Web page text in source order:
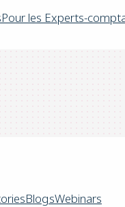
Pour les Experts-
BlogsWebinars